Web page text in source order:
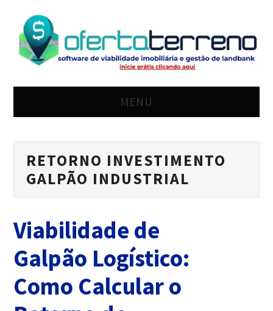
MENU
SOLUÇÃO
PREÇO
BLOG
LOGIN
RETORNO INVESTIMENTO
GALPÃO INDUSTRIAL
Viabilidade de
Galpão Logístico:
Como Calcular o